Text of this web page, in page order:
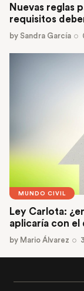
Nuevas reglas
requisitos
by Sandra García
MUNDO CIVIL
Ley Carlota:
aplicaría con el
by Mario Álvarez